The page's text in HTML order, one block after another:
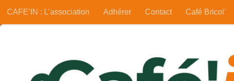
Skip to content
CAFE’IN : L’association Adhérer Contact Café Bricol’